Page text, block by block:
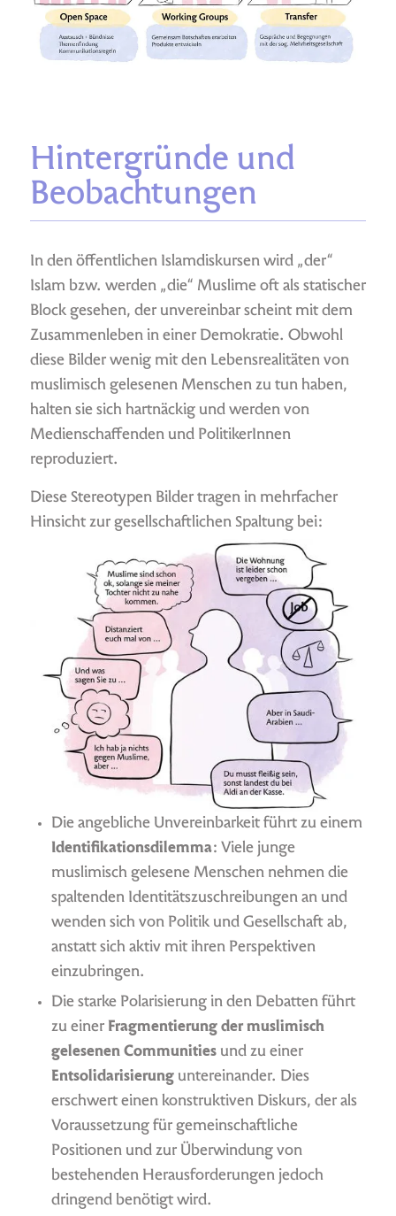
Hintergründe und
Beobachtungen
In den öffentlichen Islamdiskursen wird „der“
Islam bzw. werden „die“ Muslime oft als statischer
Block gesehen, der unvereinbar scheint mit dem
Zusammenleben in einer Demokratie. Obwohl
diese Bilder wenig mit den Lebensrealitäten von
muslimisch gelesenen Menschen zu tun haben,
halten sie sich hartnäckig und werden von
Medienschaffenden und PolitikerInnen
reproduziert.
Diese Stereotypen Bilder tragen in mehrfacher
Hinsicht zur gesellschaftlichen Spaltung bei:
Die angebliche Unvereinbarkeit führt zu einem
Identifikationsdilemma: Viele junge
muslimisch gelesene Menschen nehmen die
spaltenden Identitätszuschreibungen an und
wenden sich von Politik und Gesellschaft ab,
anstatt sich aktiv mit ihren Perspektiven
einzubringen.
Die starke Polarisierung in den Debatten führt
zu einer Fragmentierung der muslimisch
gelesenen Communitiesund zu einer
Entsolidarisierunguntereinander. Dies
erschwert einen konstruktiven Diskurs, der als
Voraussetzung für gemeinschaftliche
Positionen und zur Überwindung von
bestehenden Herausforderungen jedoch
dringend benötigt wird.